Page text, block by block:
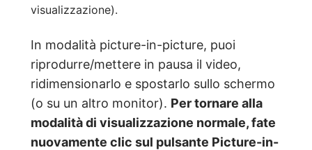
visualizzazione).
In modalità picture-in-picture, puoi
riprodurre/mettere in pausa il video,
ridimensionarlo e spostarlo sullo schermo
(o su un altro monitor). Per tornare alla
modalità di visualizzazione normale, fate
nuovamente clic sul pulsante Picture-in-